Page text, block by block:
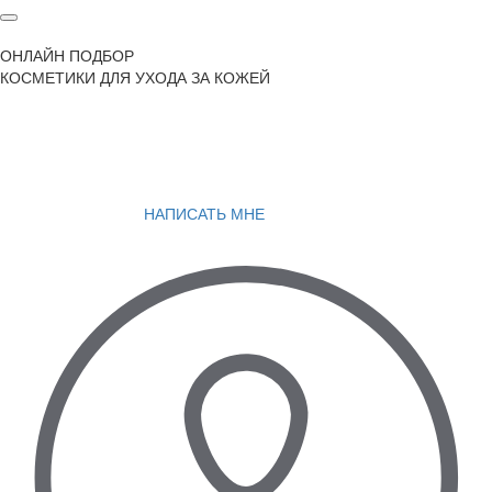
ОНЛАЙН ПОДБОР
КОСМЕТИКИ ДЛЯ УХОДА ЗА КОЖЕЙ
НАПИСАТЬ МНЕ